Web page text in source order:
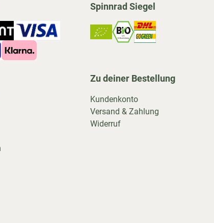
Spinnrad Siegel
Zu deiner Bestellung
Kundenkonto
Versand & Zahlung
Widerruf